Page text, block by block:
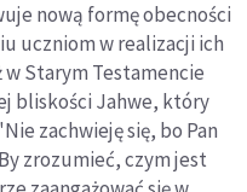
nową formę obecności
uczniom w realizacji ich
w Starym Testamencie
bliskości Jahwe, który
zachwieję się, bo Pan
zrozumieć, czym jest